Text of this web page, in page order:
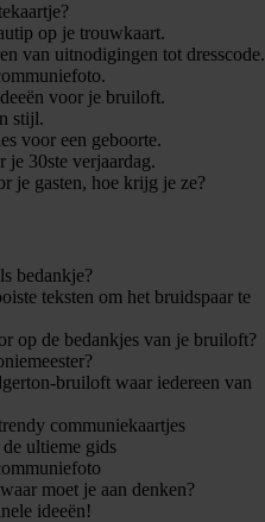
op je trouwkaart.
van uitnodigingen tot dresscode.
voor je bruiloft.
stijl.
voor een geboorte.
je 30ste verjaardag.
je gasten, hoe krijg je ze?
bedankje?
teksten om het bruidspaar te
op de bedankjes van je bruiloft?
bruiloft waar iedereen van
communiekaartjes
ultieme gids
moet je aan denken?
ideeën!